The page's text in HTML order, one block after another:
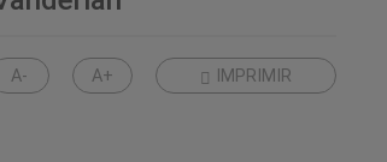
A- A+ IMPRIMIR